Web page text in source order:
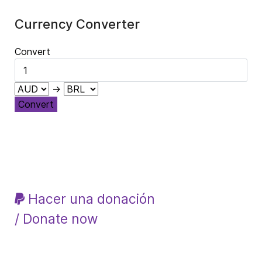
Currency Converter
Convert
→
Convert
Hacer una donación
/ Donate now